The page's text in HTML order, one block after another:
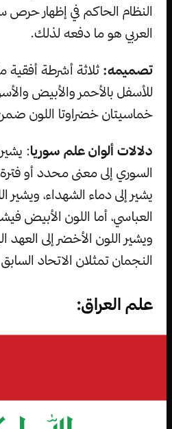
النظام الحاكم في إظهار
العربي هو ما دفعه لذلك.
تصميمه: ثلاثة أشرطة أفقية
للأسفل بالأحمر والأبيض
خماسيتان خضراوتا اللون
دلالات ألوان علم سوريا:
السوري إلى معنى محدد أو فترة
يشير إلى دماء الشهداء، ويشير
العباسي، أما اللون الأبيض
ويشير اللون الأخضر إلى العهد
النجمان تمثلان الاتحاد
علم العراق: